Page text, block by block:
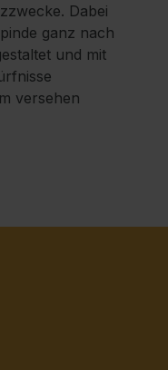
Dabei
ganz nach
und mit
versehen